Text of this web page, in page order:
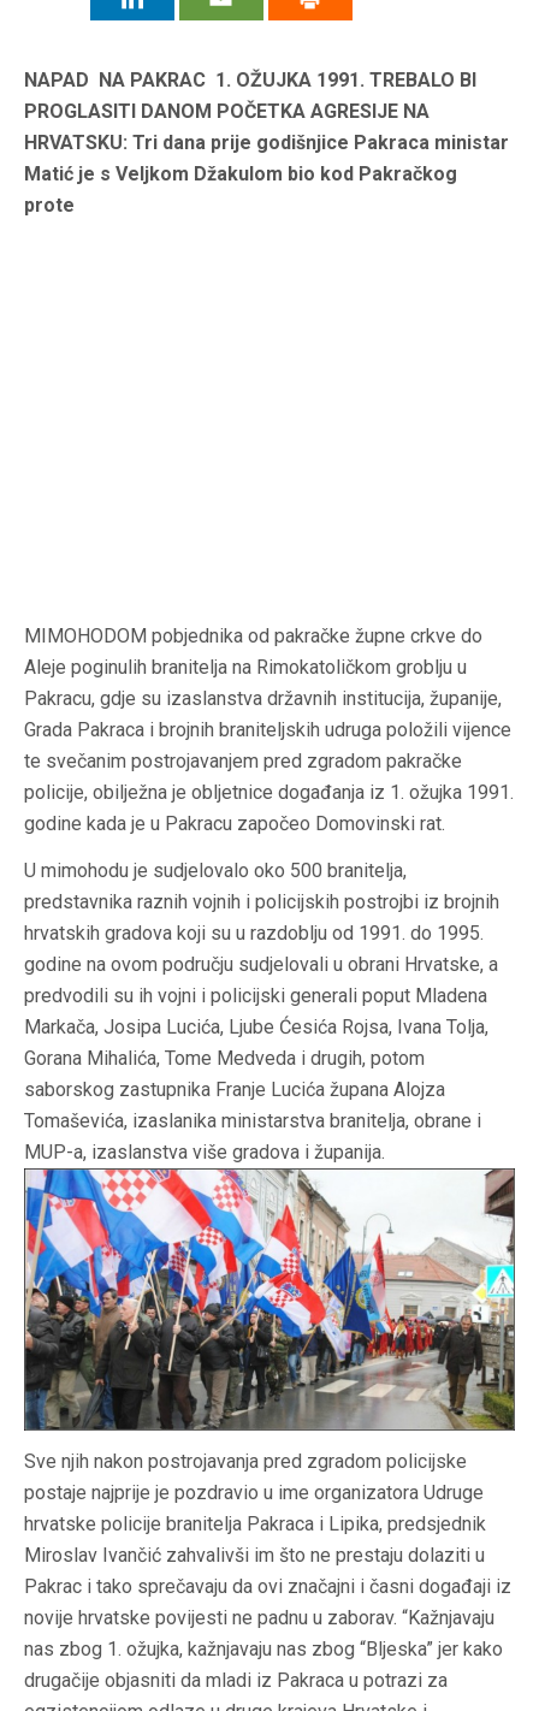
NAPAD NA PAKRAC 1. OŽUJKA 1991. TREBALO BI
PROGLASITI DANOM POČETKA AGRESIJE NA
HRVATSKU: Tri dana prije godišnjice Pakraca ministar
Matić je s Veljkom Džakulom bio kod Pakračkog
prote
MIMOHODOM pobjednika od pakračke župne crkve do
Aleje poginulih branitelja na Rimokatoličkom groblju u
Pakracu, gdje su izaslanstva državnih institucija, županije,
Grada Pakraca i brojnih braniteljskih udruga položili vijence
te svečanim postrojavanjem pred zgradom pakračke
policije, obilježna je obljetnice događanja iz 1. ožujka 1991.
godine kada je u Pakracu započeo Domovinski rat.
U mimohodu je sudjelovalo oko 500 branitelja,
predstavnika raznih vojnih i policijskih postrojbi iz brojnih
hrvatskih gradova koji su u razdoblju od 1991. do 1995.
godine na ovom području sudjelovali u obrani Hrvatske, a
predvodili su ih vojni i policijski generali poput Mladena
Markača, Josipa Lucića, Ljube Ćesića Rojsa, Ivana Tolja,
Gorana Mihalića, Tome Medveda i drugih, potom
saborskog zastupnika Franje Lucića župana Alojza
Tomaševića, izaslanika ministarstva branitelja, obrane i
MUP-a, izaslanstva više gradova i županija.
Sve njih nakon postrojavanja pred zgradom policijske
postaje najprije je pozdravio u ime organizatora Udruge
hrvatske policije branitelja Pakraca i Lipika, predsjednik
Miroslav Ivančić zahvalivši im što ne prestaju dolaziti u
Pakrac i tako sprečavaju da ovi značajni i časni događaji iz
novije hrvatske povijesti ne padnu u zaborav. “Kažnjavaju
nas zbog 1. ožujka, kažnjavaju nas zbog “Bljeska” jer kako
drugačije objasniti da mladi iz Pakraca u potrazi za